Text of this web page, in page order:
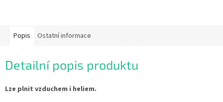
Popis Ostatní informace
Detailní popis produktu
Lze plnit vzduchem i heliem.